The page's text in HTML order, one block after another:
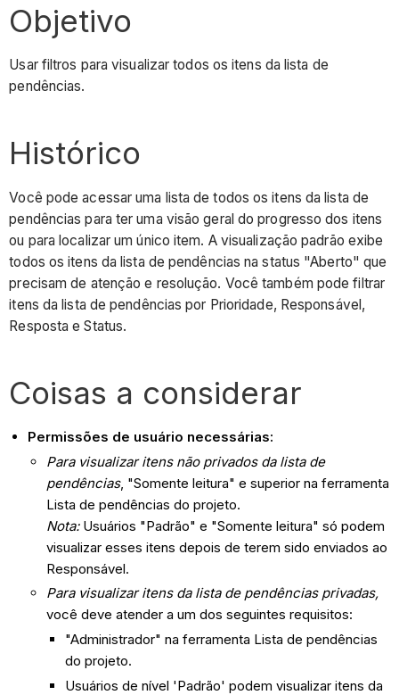
Objetivo
Usar filtros para visualizar todos os itens da lista de
pendências.
Histórico
Você pode acessar uma lista de todos os itens da lista de
pendências para ter uma visão geral do progresso dos itens
ou para localizar um único item. A visualização padrão exibe
todos os itens da lista de pendências na status "Aberto" que
precisam de atenção e resolução. Você também pode filtrar
itens da lista de pendências por Prioridade, Responsável,
Resposta e Status.
Coisas a considerar
Permissões de usuário necessárias:
Para visualizar itens não privados da lista de
pendências, "Somente leitura" e superior na ferramenta
Lista de pendências do projeto.
Nota:Usuários "Padrão" e "Somente leitura" só podem
visualizar esses itens depois de terem sido enviados ao
Responsável.
Para visualizar itens da lista de pendências privadas,
você deve atender a um dos seguintes requisitos:
"Administrador" na ferramenta Lista de pendências
do projeto.
Usuários de nível 'Padrão' podem visualizar itens da